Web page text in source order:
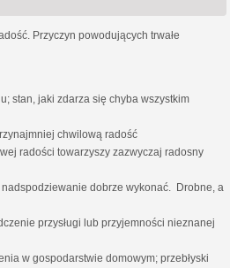
Przyczyn powodujących trwałe
stan, jaki zdarza się chyba wszystkim
chwilową radość
radości towarzyszy zazwyczaj radosny
dobrze wykonać. Drobne, a
przysługi lub przyjemności nieznanej
w gospodarstwie domowym; przebłyski